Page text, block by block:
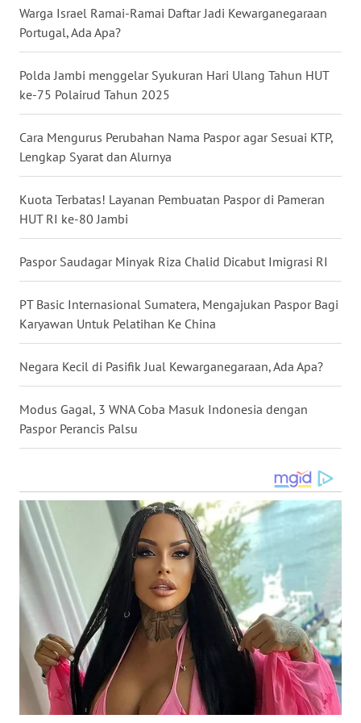
Warga Israel Ramai-Ramai Daftar Jadi Kewarganegaraan
Portugal, Ada Apa?
Polda Jambi menggelar Syukuran Hari Ulang Tahun HUT
ke-75 Polairud Tahun 2025
Cara Mengurus Perubahan Nama Paspor agar Sesuai KTP,
Lengkap Syarat dan Alurnya
Kuota Terbatas! Layanan Pembuatan Paspor di Pameran
HUT RI ke-80 Jambi
Paspor Saudagar Minyak Riza Chalid Dicabut Imigrasi RI
PT Basic Internasional Sumatera, Mengajukan Paspor Bagi
Karyawan Untuk Pelatihan Ke China
Negara Kecil di Pasifik Jual Kewarganegaraan, Ada Apa?
Modus Gagal, 3 WNA Coba Masuk Indonesia dengan
Paspor Perancis Palsu
WN
NUSANTARA
WN
WN
WN
WN
KALTENG
WN
KALTARA
WN
WN
KALTIM
WN
SULSEL
WN
GORONTALO
WN
SULUT